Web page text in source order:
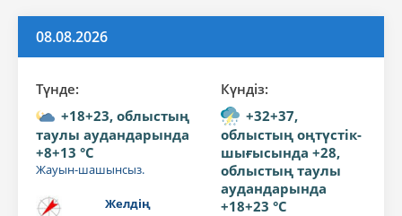
08.08.2026
Түнде:
+18+23, облыстың
таулы аудандарында
+8+13 °C
Жауын-шашынсыз.
Желдің
Күндiз:
+32+37,
облыстың оңтүстік-
шығысында +28,
облыстың таулы
аудандарында
+18+23 °C